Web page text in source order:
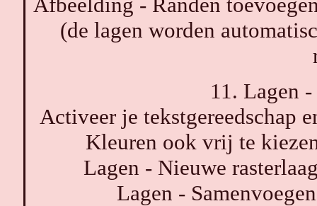
(de lagen worden
11. Lagen
Activeer je tekstgereedschap
Kleuren ook vrij te
Lagen - Nieuwe
Lagen -